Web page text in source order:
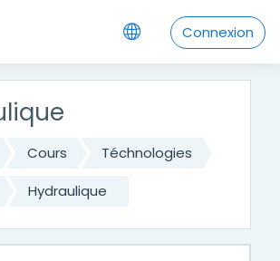
Connexion
Cours
Téchnologies
Hydraulique